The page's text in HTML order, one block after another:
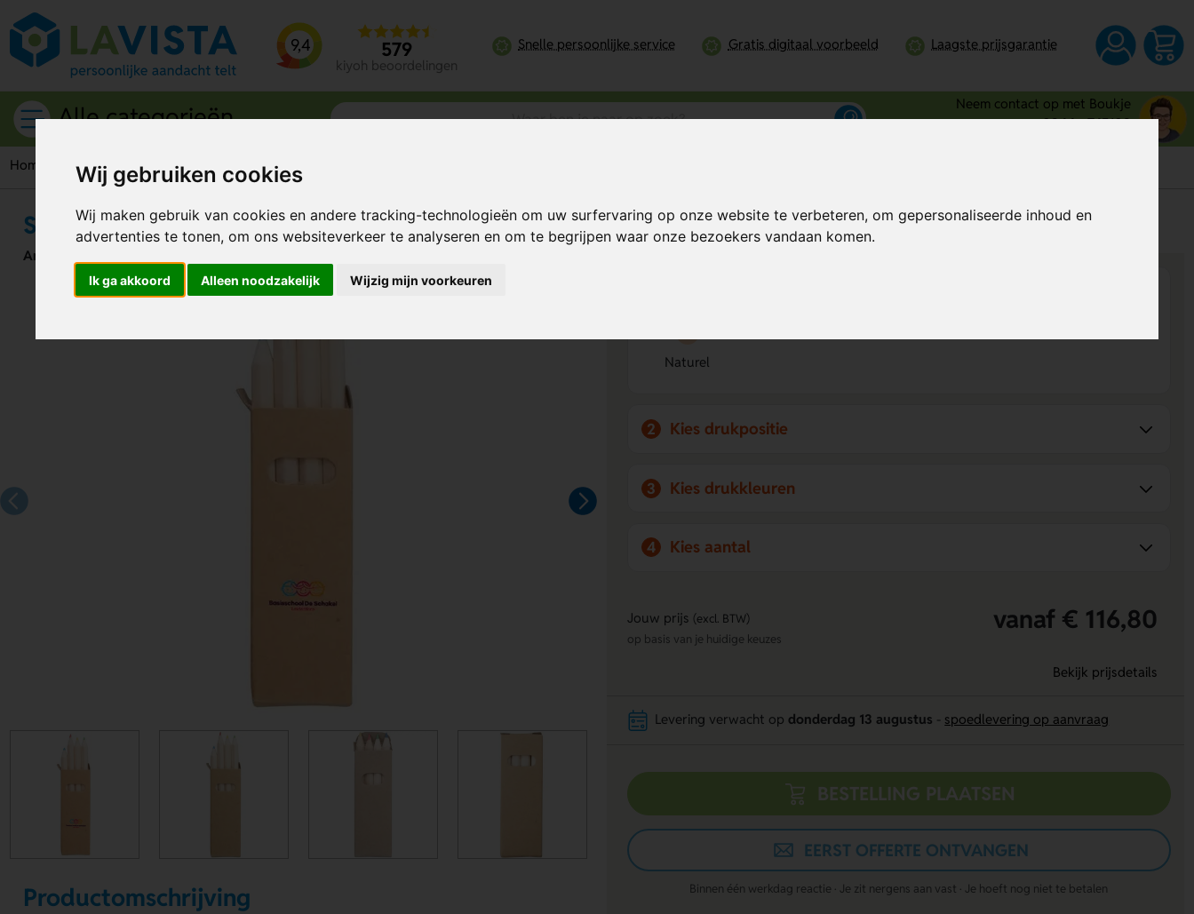
Wij gebruiken cookies
Wij maken gebruik van cookies en andere tracking-technologieën om uw surfervaring op onze website te verbeteren, om gepersonaliseerde inhoud en
advertenties te tonen, om ons websiteverkeer te analyseren en om te begrijpen waar onze bezoekers vandaan komen.
Ik ga akkoord Alleen noodzakelijk Wijzig mijn voorkeuren
9,4 579
kiyoh beoordelingen
Snelle persoonlijke service Gratis digitaal voorbeeld Laagste prijsgarantie
Alle categorieën
Neem contact op met Boukje
0344 - 745109
Home Schrijfwaren Potloden Kleurpotloden
Set Van Vier Kleurpotloden
Artikelnummer:
Productomschrijving
Bereken mijn prijs Al vanaf€ 0,14per stuk (excl. BTW)
Naturel
2 Kies drukpositie
3 Kies drukkleuren
4 Kies aantal
Jouw prijs (excl. BTW) vanaf € 116,80
op basis van je huidige keuzes
Bekijk prijsdetails
Levering verwacht op donderdag 13 augustus spoedlevering op aanvraag
BESTELLING PLAATSEN
EERST OFFERTE ONTVANGEN
Binnen één werkdag reactie · Je zit nergens aan vast · Je hoeft nog niet te betalen